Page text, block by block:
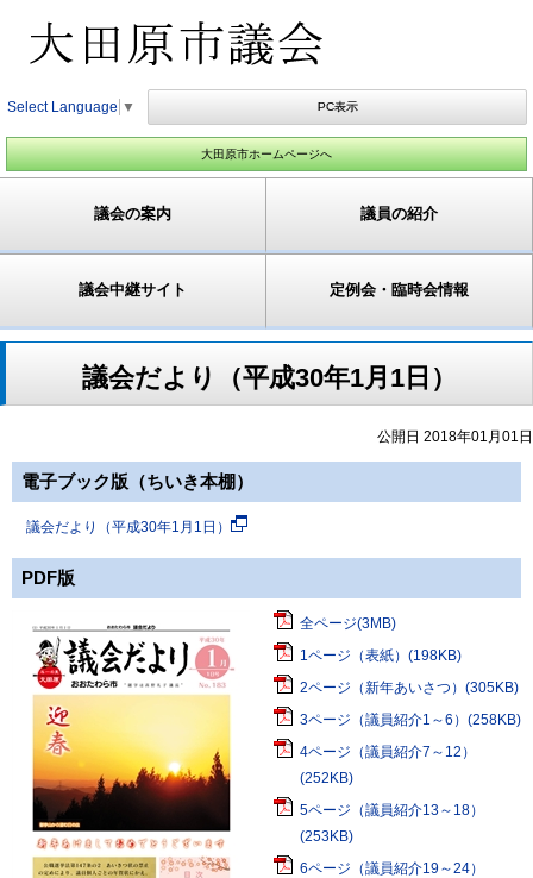
Select Language ▼ PC表示
大田原市ホームページへ
議会の案内 議員の紹介
議会中継サイト 定例会・臨時会情報
議会だより（平成30年1月1日）
公開日 2018年01月01日
電子ブック版（ちいき本棚）
議会だより（平成30年1月1日）
PDF版
全ページ(3MB)
1ページ（表紙）(198KB)
2ページ（新年あいさつ）(305KB)
3ページ（議員紹介1～6）(258KB)
4ページ（議員紹介7～12）
(252KB)
5ページ（議員紹介13～18）
(253KB)
6ページ（議員紹介19～24）